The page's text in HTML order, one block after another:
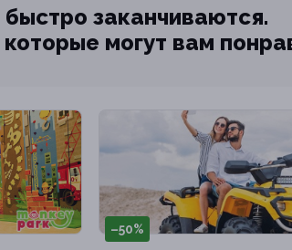
заканчиваются.
могут вам
–50%